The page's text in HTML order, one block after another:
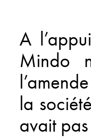
A
Mindo
la
avait